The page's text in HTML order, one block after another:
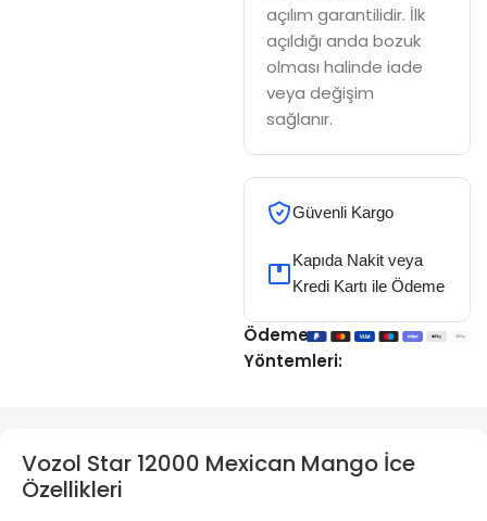
açılım garantilidir. İlk
açıldığı anda bozuk
olması halinde iade
veya değişim
sağlanır.
Güvenli Kargo
Kapıda Nakit veya
Kredi Kartı ile Ödeme
Ödeme
Yöntemleri:
Vozol Star 12000 Mexican Mango İce
Özellikleri